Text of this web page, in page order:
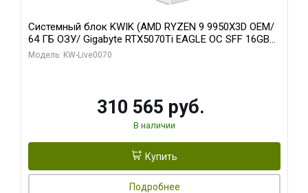
Системный блок KWIK (AMD RYZEN 9 9950X3D OEM/
64 ГБ ОЗУ/ Gigabyte RTX5070Ti EAGLE OC SFF 16GB
GDDR7 256bit 3x/ 512 ГБ SSD)
Модель: KW-Live0070
310 565 руб.
В наличии
Купить
Подробнее